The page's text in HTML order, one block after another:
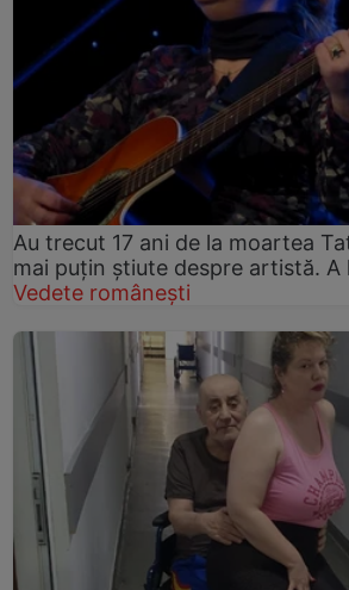
Au trecut 17 ani de la moartea
mai puțin știute despre artistă.
Vedete românești